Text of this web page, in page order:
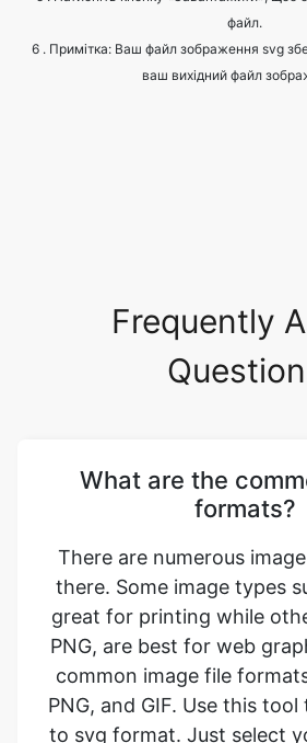
What are the
there. Some image types
great for printing while
PNG, are best for web
common image file
PNG, and GIF. Use this
to svg format. Just select
want to convert to, upload
Your image will be
you can download the